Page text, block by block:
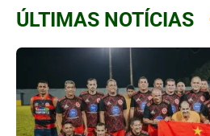
ÚLTIMAS NOTÍCIAS